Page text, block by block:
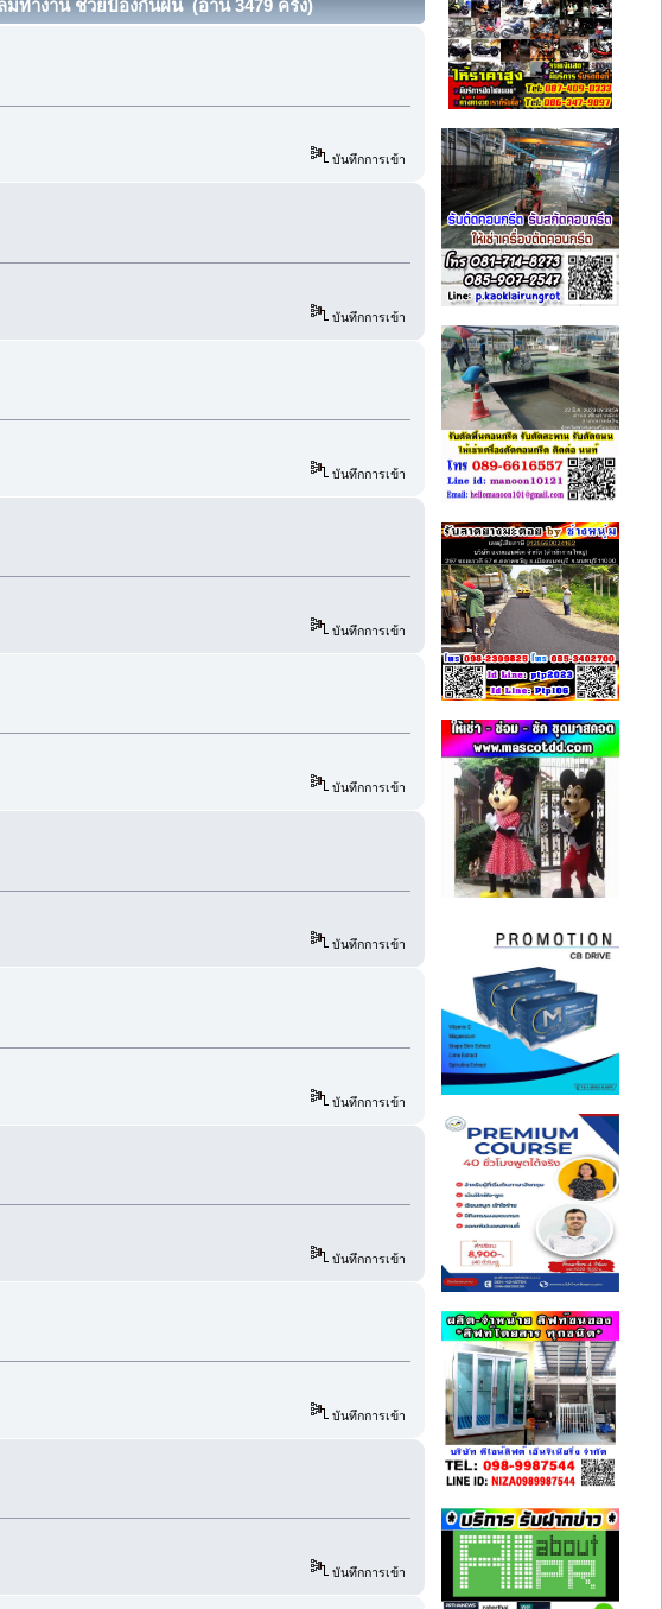
ทำงาน ช่วยป้องกันฝน (อ่าน 3479 ครั้ง)
บันทึกการเข้า
บันทึกการเข้า
บันทึกการเข้า
บันทึกการเข้า
บันทึกการเข้า
บันทึกการเข้า
บันทึกการเข้า
บันทึกการเข้า
บันทึกการเข้า
บันทึกการเข้า